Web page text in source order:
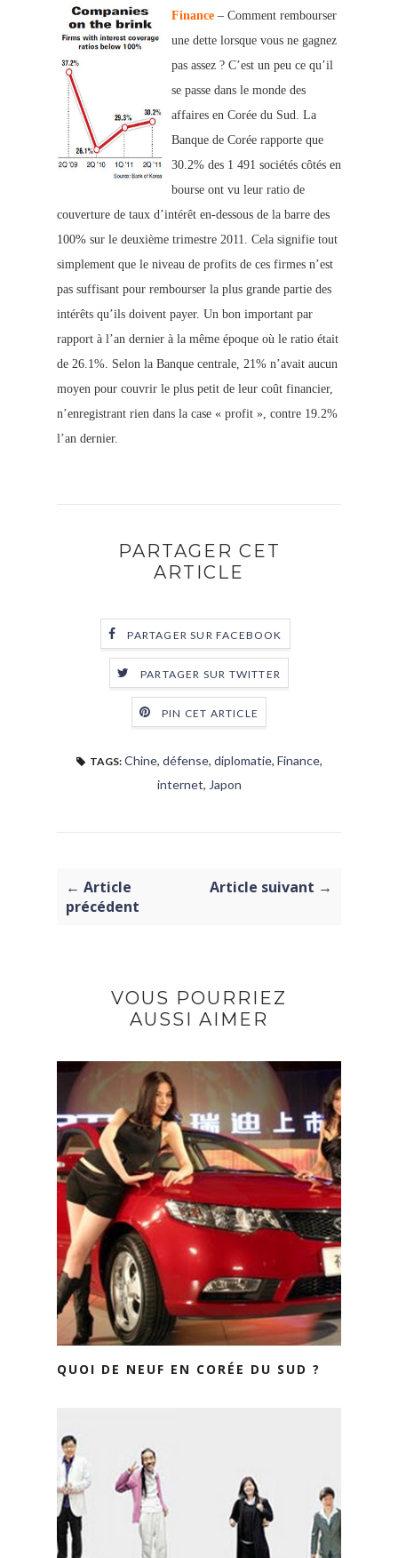
Finance – Comment rembourser
une dette lorsque vous ne gagnez
pas assez ? C’est un peu ce qu’il
se passe dans le monde des
affaires en Corée du Sud. La
Banque de Corée rapporte que
30.2% des 1 491 sociétés côtés en
bourse ont vu leur ratio de
couverture de taux d’intérêt en-dessous de la barre des
100% sur le deuxième trimestre 2011. Cela signifie tout
simplement que le niveau de profits de ces firmes n’est
pas suffisant pour rembourser la plus grande partie des
intérêts qu’ils doivent payer. Un bon important par
rapport à l’an dernier à la même époque où le ratio était
de 26.1%. Selon la Banque centrale, 21% n’avait aucun
moyen pour couvrir le plus petit de leur coût financier,
n’enregistrant rien dans la case « profit », contre 19.2%
l’an dernier.
PARTAGER CET
ARTICLE
PARTAGER SUR FACEBOOK
PARTAGER SUR TWITTER
PIN CET ARTICLE
TAGS: Chine, défense, diplomatie, Finance,
internet, Japon
← Article
précédent
Article suivant →
VOUS POURRIEZ
AUSSI AIMER
QUOI DE NEUF EN CORÉE DU SUD ?